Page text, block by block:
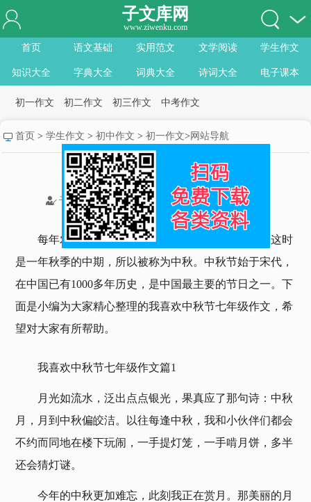
子文库网
www.ziwenku.com
首页 语文基础 实用范文 文学阅读 学生作文
知识大全 字典大全 词典大全 诗词大全 电子课本
初一作文 初二作文 初三作文 中考作文
首页 > 学生作文 > 初中作文 > 初一作文> 网站导航
我喜欢中秋节七年级作文精选10篇
子文库网 03-05 收藏 点赞 0
每年农历八月十五日，是我国传统的中秋佳节。这时
是一年秋季的中期，所以被称为中秋。中秋节始于宋代，
在中国已有1000多年历史，是中国最主要的节日之一。下
面是小编为大家精心整理的我喜欢中秋节七年级作文，希
望对大家有所帮助。
我喜欢中秋节七年级作文篇1
月光如流水，泛出点点银光，果真应了那句诗：中秋
月，月到中秋偏皎洁。以往每逢中秋，我和小伙伴们都会
不约而同地在楼下玩闹，一手提灯笼，一手啃月饼，多半
还会猜灯谜。
今年的中秋更加难忘，此刻我正在赏月。那美丽的月
5篇
我的青春我做主初一作文600字
细节决定成败话题作文600字初